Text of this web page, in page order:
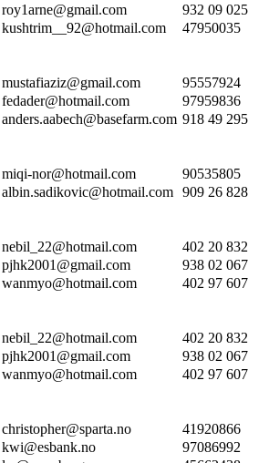
roy1arne@gmail.com
932 09 025
kushtrim__92@hotmail.com 47950035
mustafiaziz@gmail.com
95557924
fedader@hotmail.com
97959836
anders.aabech@basefarm.com 918 49 295
miqi-nor@hotmail.com
90535805
albin.sadikovic@hotmail.com 909 26 828
nebil_22@hotmail.com
402 20 832
pjhk2001@gmail.com
938 02 067
wanmyo@hotmail.com 402 97 607
nebil_22@hotmail.com
402 20 832
pjhk2001@gmail.com
938 02 067
wanmyo@hotmail.com 402 97 607
christopher@sparta.no
41920866
kwi@esbank.no
97086992